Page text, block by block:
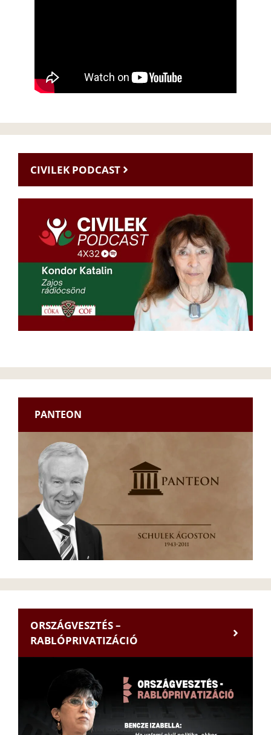
CIVILEK PODCAST
PANTEON
ORSZÁGVESZTÉS –
RABLÓPRIVATIZÁCIÓ